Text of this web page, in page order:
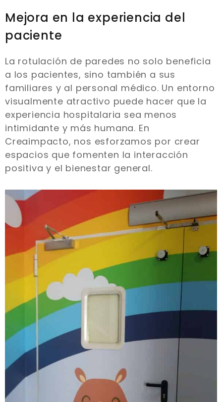
Mejora en la experiencia del
paciente
La rotulación de paredes no solo beneficia
a los pacientes, sino también a sus
familiares y al personal médico. Un entorno
visualmente atractivo puede hacer que la
experiencia hospitalaria sea menos
intimidante y más humana. En
Creaimpacto, nos esforzamos por crear
espacios que fomenten la interacción
positiva y el bienestar general.